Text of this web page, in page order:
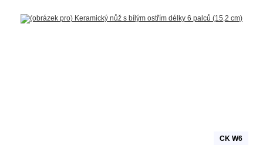
CK W6